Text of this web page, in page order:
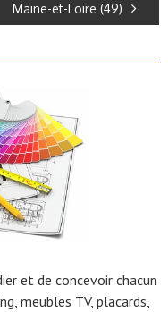
Maine-et-Loire (49)
et de concevoir chacun
meubles TV, placards,